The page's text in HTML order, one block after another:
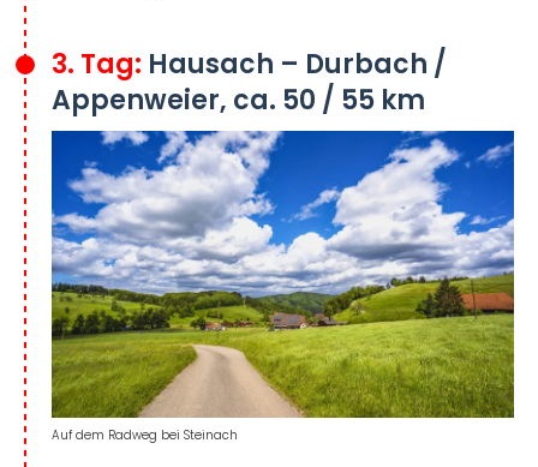
3. Tag: Hausach – Durbach /
Appenweier, ca. 50 / 55 km
Auf dem Radweg bei Steinach